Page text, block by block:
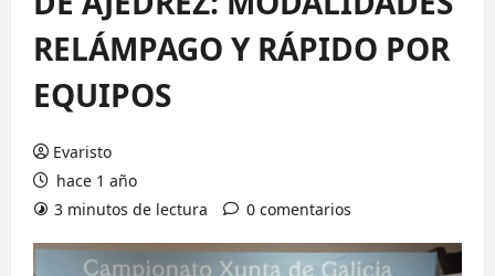
RELÁMPAGO Y RÁPIDO POR
EQUIPOS
Evaristo
hace 1 año
3 minutos de lectura
0 comentarios